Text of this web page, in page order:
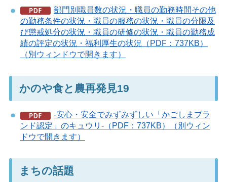
部門別職員数の状況・職員の勤務時間その他
の勤務条件の状況・職員の服務の状況・職員の分限及
び懲戒処分の状況・職員の研修の状況・職員の勤務成
績の評定の状況・福利厚生の状況（PDF：737KB）
（別ウィンドウで開きます）
かのや食と農再発見19
-安心・安全でみずみずしい「かごしまブラ
ンド認定」のキュウリ-（PDF：737KB）（別ウィン
ドウで開きます）
まちの話題